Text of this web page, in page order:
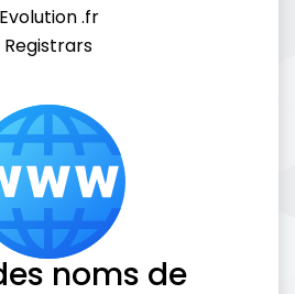
Evolution .fr
Registrars
noms de